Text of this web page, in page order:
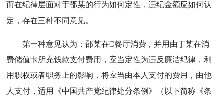
而在纪律层面对于邵某的行为如何定性，违纪金额应如何认
定，存在三种不同意见。
第一种意见认为：邵某在C餐厅消费，并用由丁某在消
费储值卡所充钱款支付费用，应当定性为违反廉洁纪律，利
用职权或者职务上的影响，将应当由本人支付的费用，由他
人支付，适用《中国共产党纪律处分条例》（以下简称《条